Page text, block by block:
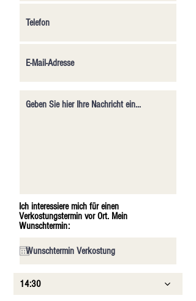
Ich interessiere mich für einen
Verkostungstermin vor Ort. Mein
Wunschtermin:
14:30